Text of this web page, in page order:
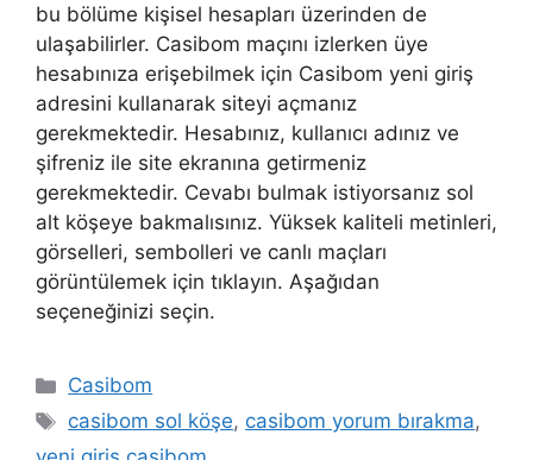
bu bölüme kişisel hesapları üzerinden de
ulaşabilirler. Casibom maçını izlerken üye
hesabınıza erişebilmek için Casibom yeni giriş
adresini kullanarak siteyi açmanız
gerekmektedir. Hesabınız, kullanıcı adınız ve
şifreniz ile site ekranına getirmeniz
gerekmektedir. Cevabı bulmak istiyorsanız sol
alt köşeye bakmalısınız. Yüksek kaliteli metinleri,
görselleri, sembolleri ve canlı maçları
görüntülemek için tıklayın. Aşağıdan
seçeneğinizi seçin.
Kategoriler
Casibom
Etiketler
casibom sol köşe, casibom yorum bırakma,